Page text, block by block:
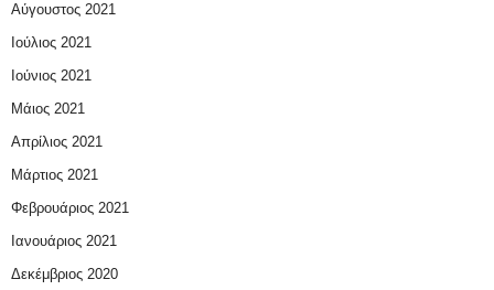
Αύγουστος 2021
Ιούλιος 2021
Ιούνιος 2021
Μάιος 2021
Απρίλιος 2021
Μάρτιος 2021
Φεβρουάριος 2021
Ιανουάριος 2021
Δεκέμβριος 2020